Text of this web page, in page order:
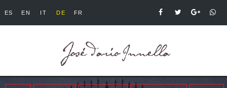
ES EN IT DE FR